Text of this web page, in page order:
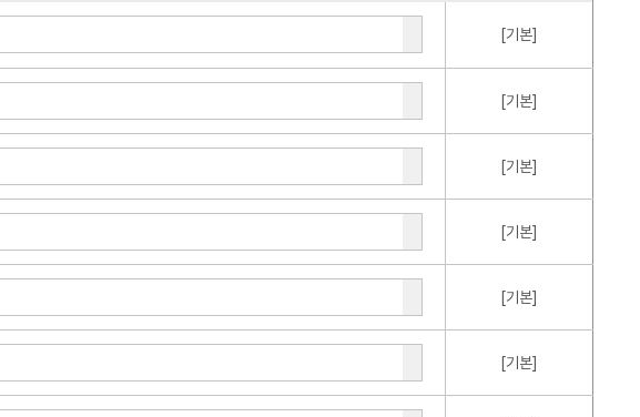
[기본]
[기본]
[기본]
[기본]
[기본]
[기본]